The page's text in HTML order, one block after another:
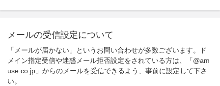
メールの受信設定について
「メールが届かない」というお問い合わせが多数ございます。ド
メイン指定受信や迷惑メール拒否設定をされている方は、「@am
use.co.jp」からのメールを受信できるよう、事前に設定して下さ
い。